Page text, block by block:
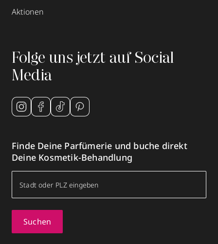
Aktionen
Folge uns jetzt auf Social
Media
Finde Deine Parfümerie und buche direkt
Deine Kosmetik-Behandlung
Suchen